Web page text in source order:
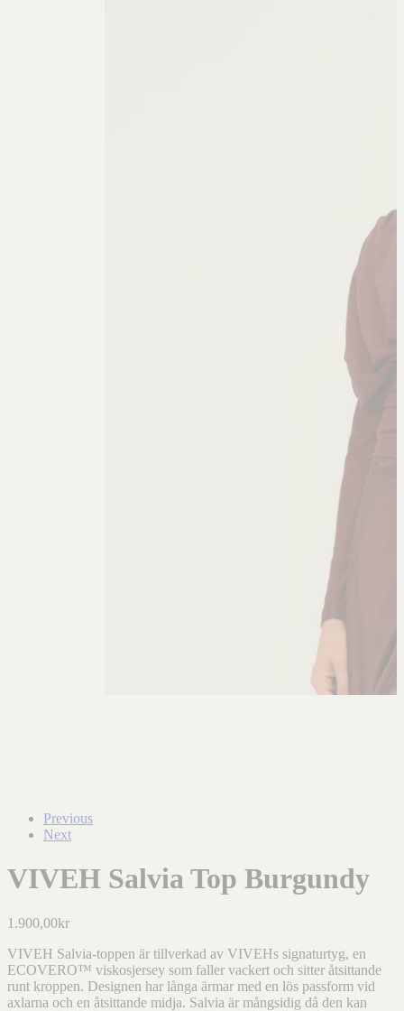
Previous
Next
VIVEH Salvia Top Burgundy
1.900,00kr
VIVEH Salvia-toppen är tillverkad av VIVEHs signaturtyg, en
ECOVERO™ viskosjersey som faller vackert och sitter åtsittande
runt kroppen. Designen har långa ärmar med en lös passform vid
axlarna och en åtsittande midja. Salvia är mångsidig då den kan